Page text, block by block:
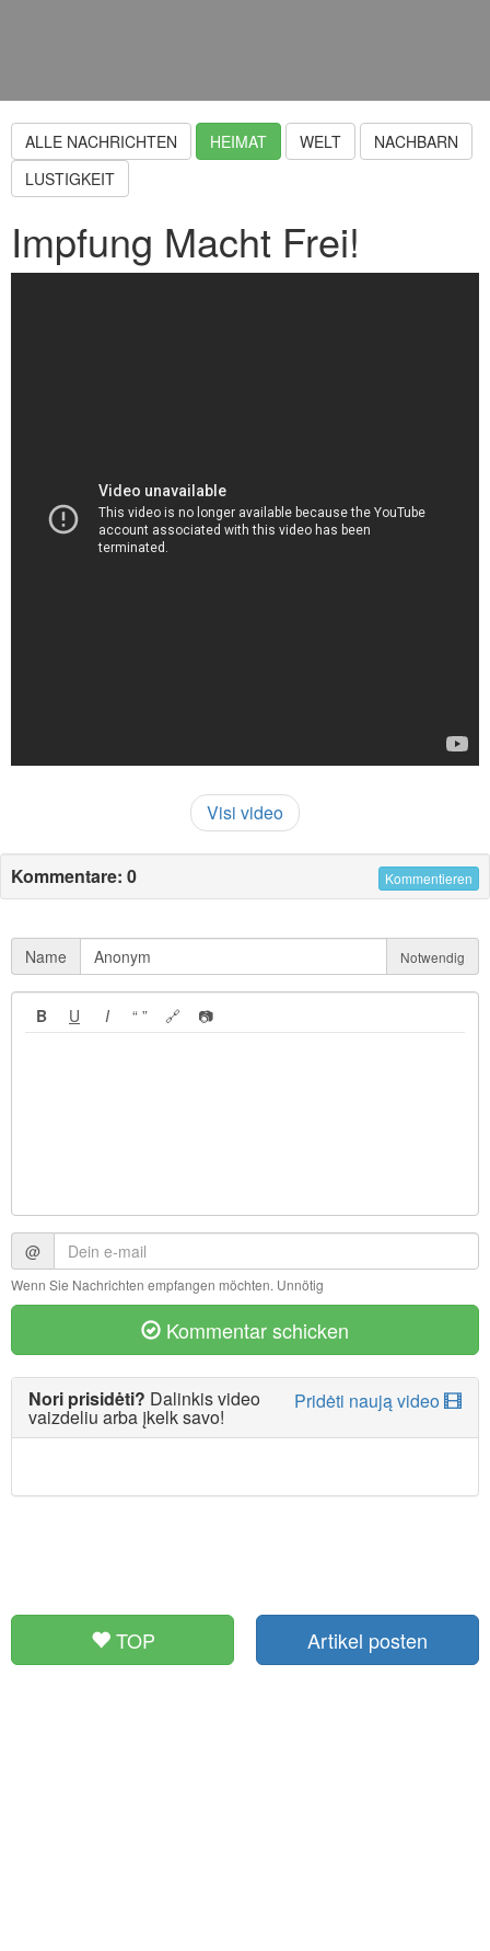
ALLE NACHRICHTEN HEIMAT WELT
NACHBARN
LUSTIGKEIT
Impfung Macht Frei!
Visi video
Kommentare: 0 Kommentieren
Name Notwendig
B U I “ ” 🔗 📷
@
Wenn Sie Nachrichten empfangen möchten. Unnötig
Kommentar schicken
Pridėti naują video
Nori prisidėti? Dalinkis video
vaizdeliu arba įkelk savo!
TOP Artikel posten